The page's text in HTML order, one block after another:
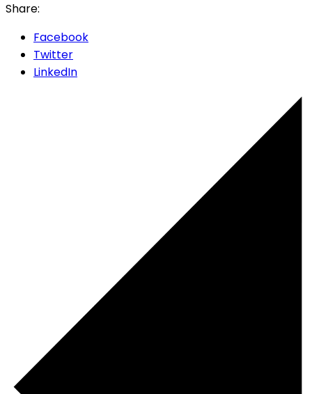
Share:
Facebook
Twitter
LinkedIn